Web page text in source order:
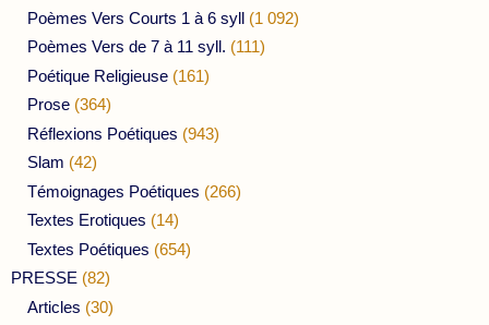
Poèmes Vers Courts 1 à 6 syll (1 092)
Poèmes Vers de 7 à 11 syll. (111)
Poétique Religieuse (161)
Prose (364)
Réflexions Poétiques (943)
Slam (42)
Témoignages Poétiques (266)
Textes Erotiques (14)
Textes Poétiques (654)
PRESSE (82)
Articles (30)